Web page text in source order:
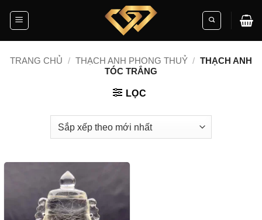
TRANG CHỦ / THẠCH ANH PHONG THUỶ / THẠCH ANH
TÓC TRẮNG
LỌC